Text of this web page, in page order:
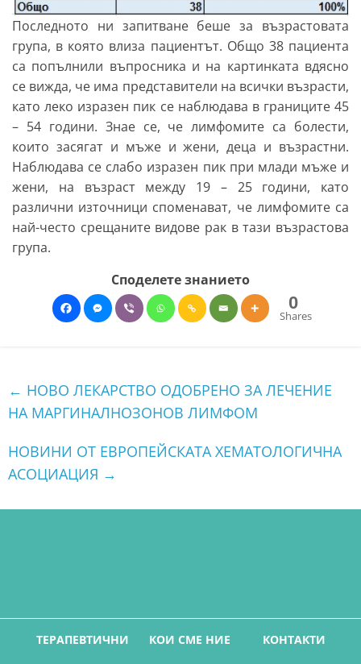
Последното ни запитване беше за възрастовата
група, в която влиза пациентът. Общо 38 пациента
са попълнили въпросника и на картинката вдясно
се вижда, че има представители на всички възрасти,
като леко изразен пик се наблюдава в границите 45
– 54 години. Знае се, че лимфомите са болести,
които засягат и мъже и жени, деца и възрастни.
Наблюдава се слабо изразен пик при млади мъже и
жени, на възраст между 19 – 25 години, като
различни източници споменават, че лимфомите са
най-често срещаните видове рак в тази възрастова
група.
Споделете знанието
0
Shares
← НОВО ЛЕКАРСТВО ОДОБРЕНО ЗА ЛЕЧЕНИЕ
НА МАРГИНАЛНОЗОНОВ ЛИМФОМ
НОВИНИ ОТ ЕВРОПЕЙСКАТА ХЕМАТОЛОГИЧНА
АСОЦИАЦИЯ →
ТЕРАПЕВТИЧНИ
КОИ СМЕ НИЕ
КОНТАКТИ